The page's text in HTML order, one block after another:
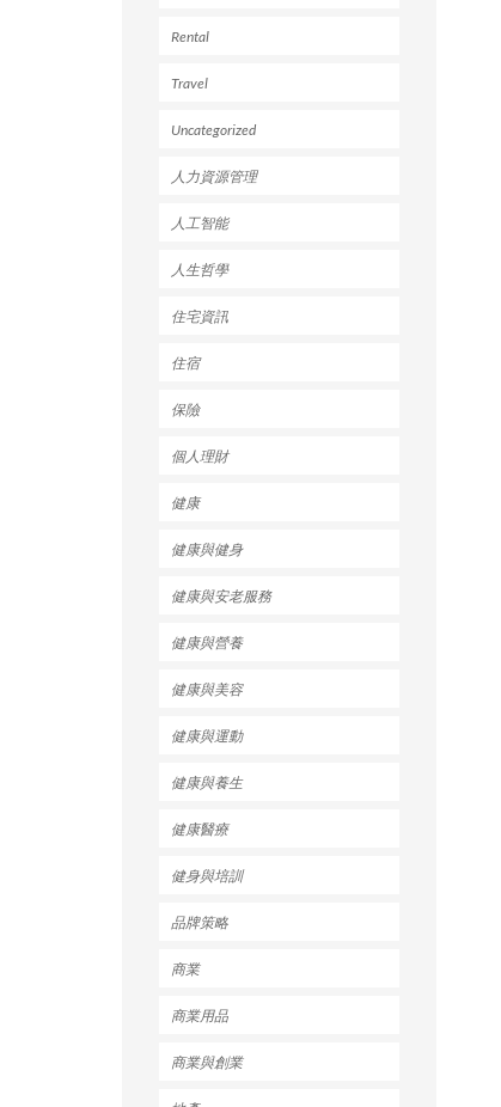
Rental
Travel
Uncategorized
人力資源管理
人工智能
人生哲學
住宅資訊
住宿
保險
個人理財
健康
健康與健身
健康與安老服務
健康與營養
健康與美容
健康與運動
健康與養生
健康醫療
健身與培訓
品牌策略
商業
商業用品
商業與創業